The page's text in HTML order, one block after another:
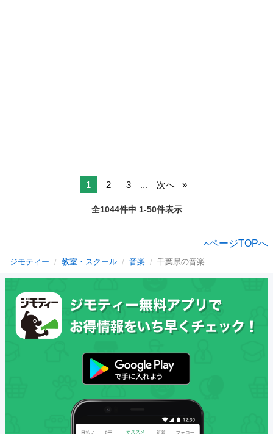
1 2 3 ... 次へ
全1044件中 1-50件表示
ページTOPへ
ジモティー 教室・スクール 音楽 千葉県の音楽